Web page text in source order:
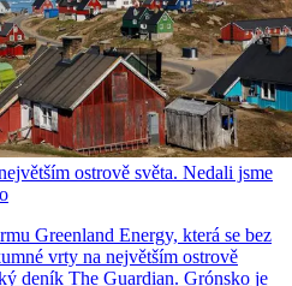
ostrově světa. Nedali jsme
Greenland Energy, která se bez
vrty na největším ostrově
deník The Guardian. Grónsko je